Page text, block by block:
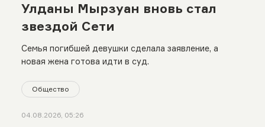
Улданы Мырзуан вновь стал
звездой Сети
Семья погибшей девушки сделала заявление, а
новая жена готова идти в суд.
Общество
04.08.2026, 05:26